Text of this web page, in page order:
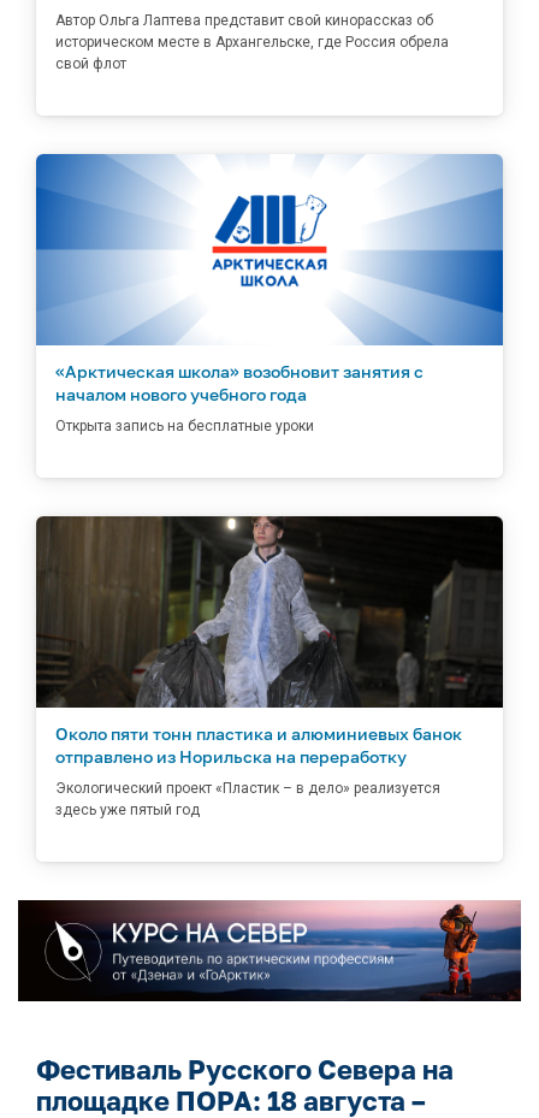
Автор Ольга Лаптева представит свой кинорассказ об
историческом месте в Архангельске, где Россия обрела
свой флот
«Арктическая школа» возобновит занятия с
началом нового учебного года
Открыта запись на бесплатные уроки
Около пяти тонн пластика и алюминиевых банок
отправлено из Норильска на переработку
Экологический проект «Пластик – в дело» реализуется
здесь уже пятый год
Фестиваль Русского Севера на
площадке ПОРА: 18 августа –